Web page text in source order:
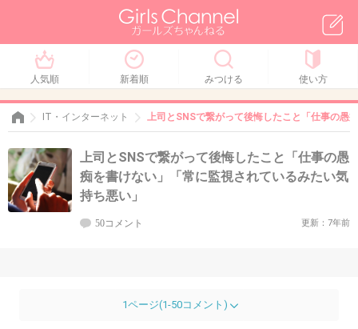
人気順 新着順 みつける 使い方
IT・インターネット 上司とSNSで繋がって後悔したこと「仕事の愚
上司とSNSで繋がって後悔したこと「仕事の愚
痴を書けない」「常に監視されているみたい気
持ち悪い」
50コメント 更新：7年前
1ページ(1-50コメント)